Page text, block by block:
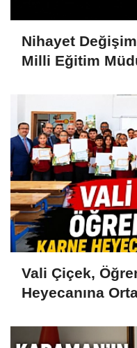
Nihayet
Milli Eğitim
Vali Çiçek,
Heyecanına